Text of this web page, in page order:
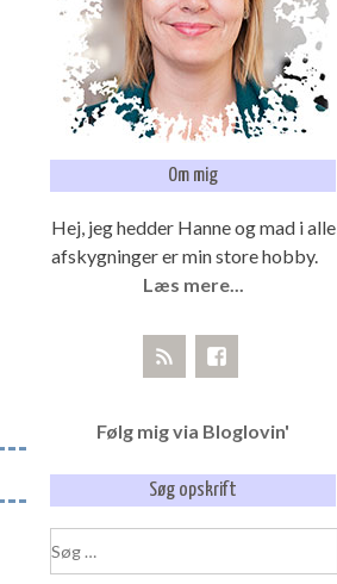
Om mig
Hej, jeg hedder Hanne og mad i alle
afskygninger er min store hobby.
Læs mere...
Følg mig via Bloglovin'
Søg opskrift
Søg
efter: